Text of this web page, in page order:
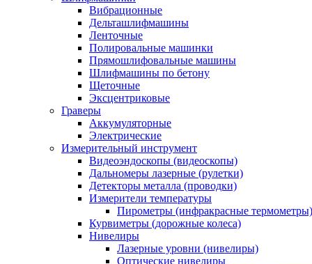
Вибрационные
Дельташлифмашины
Ленточные
Полировальные машинки
Прямошлифовальные машины
Шлифмашины по бетону
Щеточные
Эксцентриковые
Граверы
Аккумуляторные
Электрические
Измерительный инструмент
Видеоэндоскопы (видеоскопы)
Дальномеры лазерные (рулетки)
Детекторы металла (проводки)
Измерители температуры
Пирометры (инфракрасные термометры)
Курвиметры (дорожные колеса)
Нивелиры
Лазерные уровни (нивелиры)
Оптические нивелиры